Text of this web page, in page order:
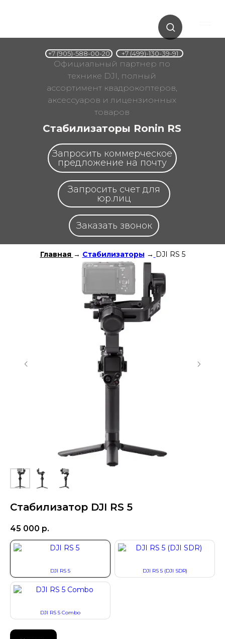
Стабилизаторы Ronin RS
Официальный партнер по
технике DJI, полный
ассортимент квадрокоптеров,
аксессуаров и лицензионных
товаров
Заказать звонок
Запросить коммерческое
предложение на почту
Запросить счет для
юр.лиц
+7 (499)-130-39-91
+7 (905)-588-00-20
Главная → Стабилизаторы → DJI RS 5
Стабилизатор DJI RS 5
45 000 р.
DJI RS 5 DJI RS 5 (DJI SDR)
DJI RS 5 Combo